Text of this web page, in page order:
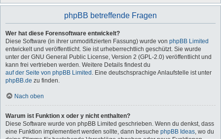
phpBB betreffende Fragen
Wer hat diese Forensoftware entwickelt?
Diese Software (in ihrer unmodifizierten Fassung) wurde von phpBB Limited
entwickelt und veröffentlicht. Sie ist urheberrechtlich geschützt. Sie wurde
unter der GNU General Public License, Version 2 (GPL-2.0) veröffentlicht und
kann frei vertrieben werden. Weitere Details findest du
auf der Seite von phpBB Limited . Eine deutschsprachige Anlaufstelle ist unter
phpBB.de zu finden.
Nach oben
Warum ist Funktion x oder y nicht enthalten?
Diese Software wurde von phpBB Limited geschrieben. Wenn du denkst, dass
eine Funktion implementiert werden sollte, dann besuche phpBB Ideas, wo du